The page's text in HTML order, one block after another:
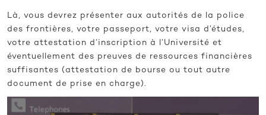
Là, vous devrez présenter aux autorités de la police
des frontières, votre passeport, votre visa d’études,
votre attestation d’inscription à l’Université et
éventuellement des preuves de ressources financières
suffisantes (attestation de bourse ou tout autre
document de prise en charge).